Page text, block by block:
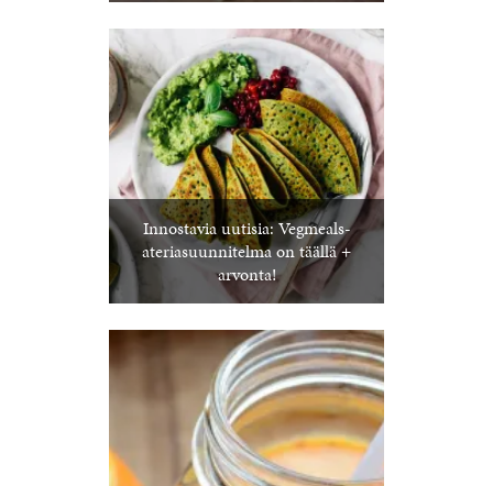
Innostavia uutisia: Vegmeals-
ateriasuunnitelma on täällä +
arvonta!